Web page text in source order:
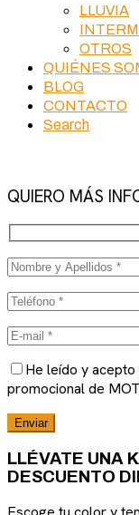
LLUVIA
OTROS
QUIÉNES
BLOG
CONTACTO
Search
QUIERO MÁS
He leído y
promocional de
LLÉVATE UNA
DESCUENTO